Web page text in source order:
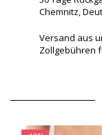
Chemnitz,
Versand aus
Zollgebühren